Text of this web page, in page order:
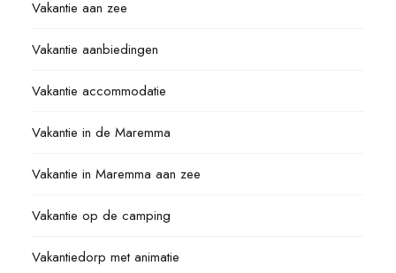
Vakantie aan zee
Vakantie aanbiedingen
Vakantie accommodatie
Vakantie in de Maremma
Vakantie in Maremma aan zee
Vakantie op de camping
Vakantiedorp met animatie